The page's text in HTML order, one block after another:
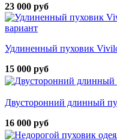
23 000 руб
вариант
Удлиненный пуховик
15 000 руб
Двусторонний длинный
16 000 руб